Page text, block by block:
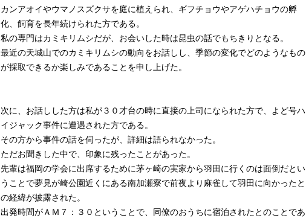
カンアオイやウマノスズクサを庭に植えられ、ギフチョウやアゲハチョウの孵
化、飼育を長年続けられた方である。
私の専門はカミキリムシだが、お会いした時は昆虫の話でもちきりとなる。
最近の天城山でのカミキリムシの動向をお話しし、季節の変化でどのようなもの
が採取できるか楽しみであることを申し上げた。
次に、お話しした方は私が３０才台の時に直接の上司になられた方で、よど号ハ
イジャック事件に遭遇された方である。
その方から事件の話を伺ったが、詳細は語られなかった。
ただお聞きした中で、印象に残ったことがあった。
先輩は福岡の学会に出席するために茅ヶ崎の実家から羽田に行くのは面倒だとい
うことで夢見が崎公園近くにある南加瀬寮で前夜より麻雀して羽田に向かったと
の経緯が披露された。
出発時間がＡＭ７：３０ということで、同僚のおうちに宿泊されたとのことであ